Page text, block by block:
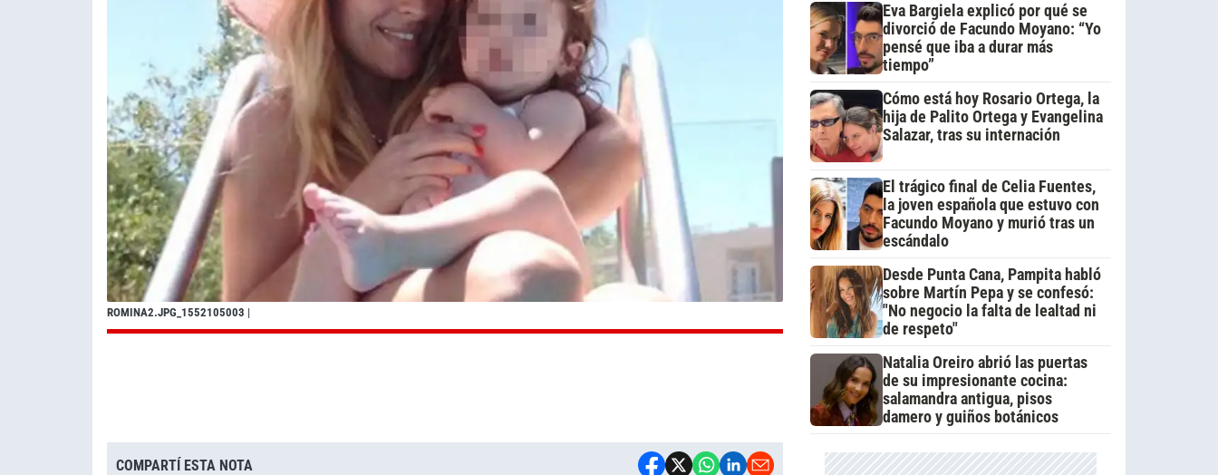
ROMINA2.JPG_1552105003 |
COMPARTÍ ESTA NOTA
Eva Bargiela explicó por qué se
divorció de Facundo Moyano: “Yo
pensé que iba a durar más
tiempo”
Cómo está hoy Rosario Ortega, la
hija de Palito Ortega y Evangelina
Salazar, tras su internación
El trágico final de Celia Fuentes,
la joven española que estuvo con
Facundo Moyano y murió tras un
escándalo
Desde Punta Cana, Pampita habló
sobre Martín Pepa y se confesó:
"No negocio la falta de lealtad ni
de respeto"
Natalia Oreiro abrió las puertas
de su impresionante cocina:
salamandra antigua, pisos
damero y guiños botánicos